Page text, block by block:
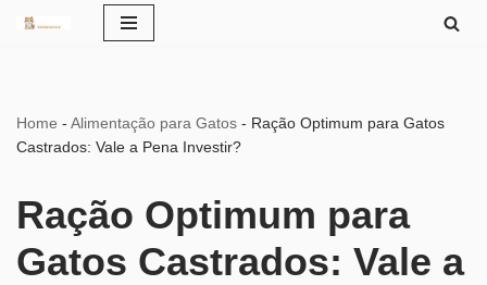
Home - Alimentação para Gatos - Ração Optimum para Gatos
Castrados: Vale a Pena Investir?
Ração Optimum para
Gatos Castrados: Vale a